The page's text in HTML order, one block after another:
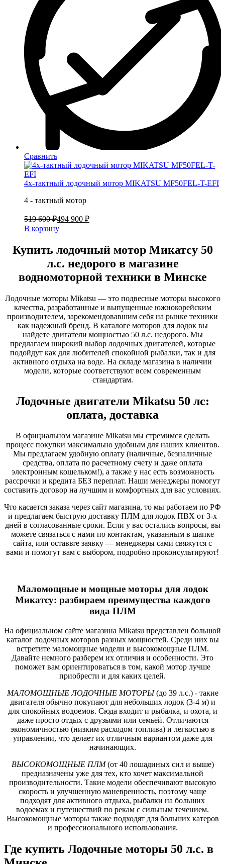
Сравнить
4х-тактный лодочный мотор MIKATSU MF50FEL-T-EFI
4 - тактный мотор
519 600 ₽494 900 ₽
В корзину
Купить лодочный мотор Микатсу 50
л.с. недорого в магазине
водномоторной техники в Минске
Лодочные моторы Mikatsu — это подвесные моторы высокого
качества, разработанные и выпущенные южнокорейским
производителем, зарекомендовавшим себя на рынке техники
как надежный бренд. В каталоге моторов для лодок вы
найдете двигатели мощностью 50 л.с. недорого. Мы
предлагаем широкий выбор лодочных двигателей, которые
подойдут как для любителей спокойной рыбалки, так и для
активного отдыха на воде. На складе магазина в наличии
модели, которые соответствуют всем современным
стандартам.
Лодочные двигатели Mikatsu 50 лс:
оплата, доставка
В официальном магазине Mikatsu мы стремимся сделать
процесс покупки максимально удобным для наших клиентов.
Мы предлагаем удобную оплату (наличные, безналичные
средства, оплата по расчетному счету и даже оплата
электронным кошельком!), а также у нас есть возможность
рассрочки и кредита БЕЗ переплат. Наши менеджеры помогут
составить договор на лучшим и комфортных для вас условиях.
Что касается заказа через сайт магазина, то мы работаем по РФ
и предлагаем быструю доставку ПЛМ для лодок ПВХ от 3-х
дней в согласованные сроки. Если у вас остались вопросы, вы
можете связаться с нами по контактам, указанным в шапке
сайта, или оставьте заявку — менеджеры сами свяжутся с
вами и помогут вам с выбором, подробно проконсультируют!
Маломощные и мощные моторы для лодок
Микатсу: разбираем преимущества каждого
вида ПЛМ
На официальном сайте магазина Mikatsu представлен большой
каталог лодочных моторов разных мощностей. Среди них вы
встретите маломощные модели и высокомощные ПЛМ.
Давайте немного разберем их отличия и особенности. Это
поможет вам ориентироваться в том, какой мотор лучше
приобрести и для каких целей.
МАЛОМОЩНЫЕ ЛОДОЧНЫЕ МОТОРЫ(до 39 л.с.) - такие
двигателя обычно покупают для небольших лодок (3-4 м) и
для спокойных водоемов. Сюда входит и рыбалка, и охота, и
даже просто отдых с друзьями или семьей. Отличаются
экономичностью (низким расходом топлива) и легкостью в
управлении, что делает их отличным вариантом даже для
начинающих.
ВЫСОКОМОЩНЫЕ ПЛМ(от 40 лошадиных сил и выше)
предназначены уже для тех, кто хочет максимальной
производительности. Такие модели обеспечивают высокую
скорость и улучшенную маневренность, поэтому чаще
подходят для активного отдыха, рыбалки на больших
водоемах и путешествий по рекам с сильным течением.
Высокомощные моторы также подходят для больших катеров
и профессионального использования.
Где купить Лодочные моторы 50 л.с. в